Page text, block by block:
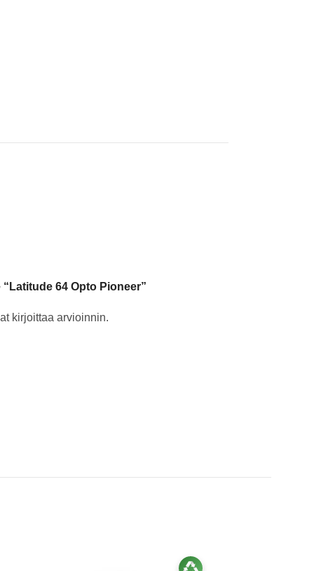
64 Opto Pioneer”
kirjoittaa arvioinnin.